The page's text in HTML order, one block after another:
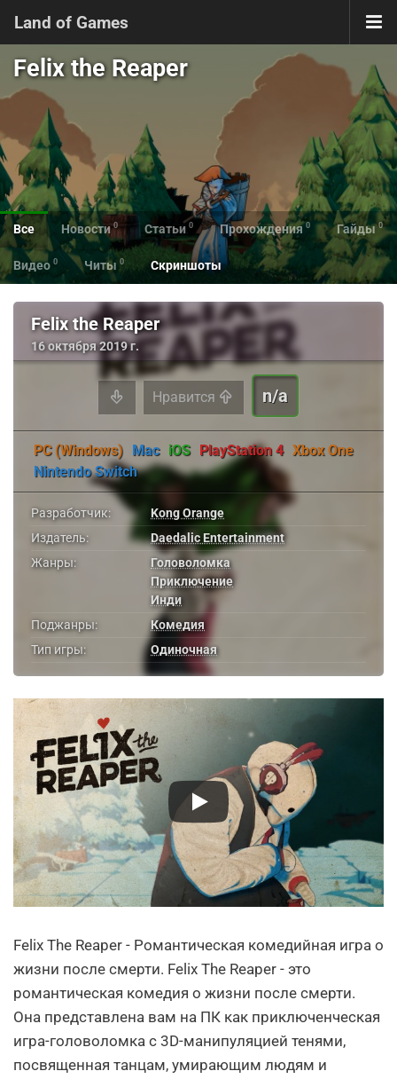
Land of Games
Felix the Reaper
Все Новости 0 Статьи 0 Прохождения 0 Гайды 0
Видео 0 Читы 0 Скриншоты
Felix the Reaper
16 октября 2019 г.
Нравится n/a
PC (Windows) Mac iOS PlayStation 4 Xbox One
Nintendo Switch
Разработчик:
Kong Orange
Издатель:
Daedalic Entertainment
Жанры:
Головоломка
Приключение
Инди
Поджанры:
Комедия
Тип игры:
Одиночная
Felix The Reaper - Романтическая комедийная игра о
жизни после смерти. Felix The Reaper - это
романтическая комедия о жизни после смерти.
Она представлена вам на ПК как приключенческая
игра-головоломка с 3D-манипуляцией тенями,
посвященная танцам, умирающим людям и